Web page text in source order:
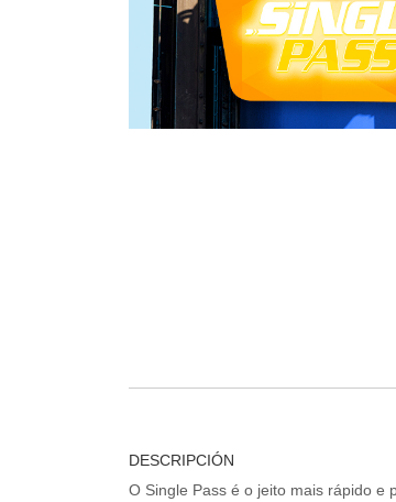
DESCRIPCIÓN
O Single Pass é o jeito mais rápido e